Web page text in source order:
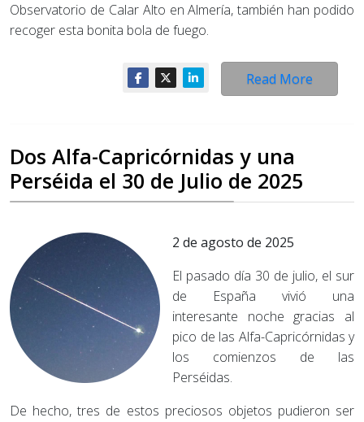
Observatorio de Calar Alto en Almería, también han podido
recoger esta bonita bola de fuego.
Read More
Dos Alfa-Capricórnidas y una
Perséida el 30 de Julio de 2025
2 de agosto de 2025
El pasado día 30 de julio, el sur
de España vivió una
interesante noche gracias al
pico de las Alfa-Capricórnidas y
los comienzos de las
Perséidas.
De hecho, tres de estos preciosos objetos pudieron ser